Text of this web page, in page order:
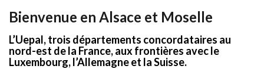
Bienvenue en Alsace et Moselle
L’Uepal, trois départements concordataires au
nord-est de la France, aux frontières avec le
Luxembourg, l’Allemagne et la Suisse.